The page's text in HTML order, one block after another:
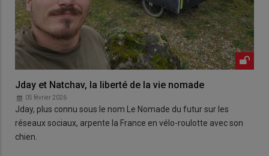
Jday et Natchav, la liberté de la vie nomade
05 février 2026
Jday, plus connu sous le nom Le Nomade du futur sur les
réseaux sociaux, arpente la France en vélo-roulotte avec son
chien.